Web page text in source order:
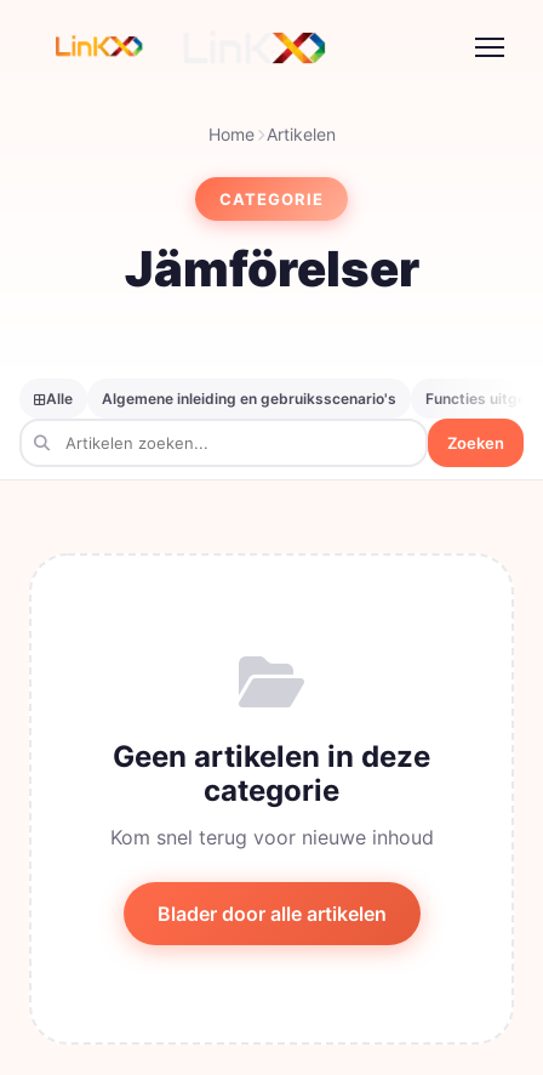
Home Artikelen
CATEGORIE
Jämförelser
Alle Algemene inleiding en gebruiksscenario's Functies
Zoeken
Geen artikelen in deze
categorie
Kom snel terug voor nieuwe inhoud
Blader door alle artikelen